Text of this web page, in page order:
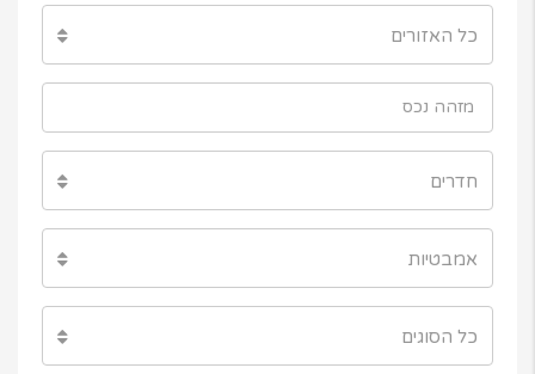
כל האזורים
חדרים
אמבטיות
כל הסוגים